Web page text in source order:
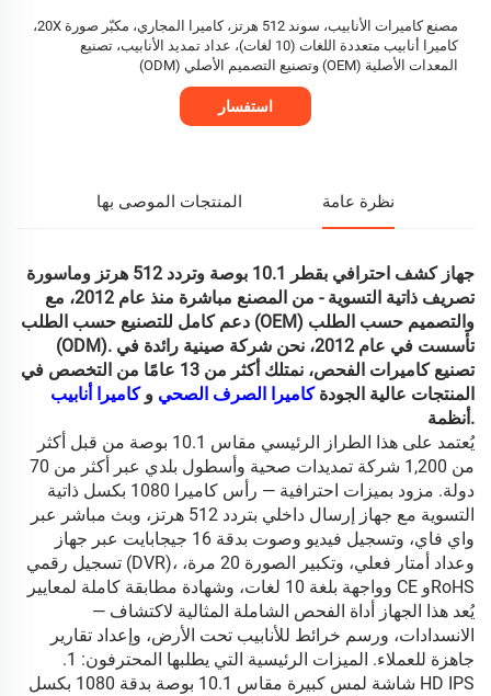
مصنع كاميرات الأنابيب، سوند 512 هرتز، كاميرا المجاري، مكبّر صورة 20X،
كاميرا أنابيب متعددة اللغات (10 لغات)، عداد تمديد الأنابيب، تصنيع
المعدات الأصلية (OEM) وتصنيع التصميم الأصلي (ODM)
استفسار
نظرة عامة المنتجات الموصى بها
جهاز كشف احترافي بقطر 10.1 بوصة وتردد 512 هرتز وماسورة
تصريف ذاتية التسوية - من المصنع مباشرة منذ عام 2012، مع
دعم كامل للتصنيع حسب الطلب (OEM) والتصميم حسب الطلب
(ODM). تأسست في عام 2012، نحن شركة صينية رائدة في
تصنيع كاميرات الفحص، نمتلك أكثر من 13 عامًا من التخصص في
المنتجات عالية الجودةكاميرا الصرف الصحي وكاميرا أنابيب
أنظمة.
يُعتمد على هذا الطراز الرئيسي مقاس 10.1 بوصة من قبل أكثر
من 1,200 شركة تمديدات صحية وأسطول بلدي عبر أكثر من 70
دولة. مزود بميزات احترافية — رأس كاميرا 1080 بكسل ذاتية
التسوية مع جهاز إرسال داخلي بتردد 512 هرتز، وبث مباشر عبر
واي فاي، وتسجيل فيديو وصوت بدقة 16 جيجابايت عبر جهاز
تسجيل رقمي (DVR)، وعداد أمتار فعلي، وتكبير الصورة 20 مرة،
وواجهة بلغة 10 لغات، وشهادة مطابقة كاملة لمعايير CE وRoHS
— يُعد هذا الجهاز أداة الفحص الشاملة المثالية لاكتشاف
الانسدادات، ورسم خرائط للأنابيب تحت الأرض، وإعداد تقارير
جاهزة للعملاء. الميزات الرئيسية التي يطلبها المحترفون: 1.
شاشة لمس كبيرة مقاس 10.1 بوصة بدقة 1080 بكسل HD IPS